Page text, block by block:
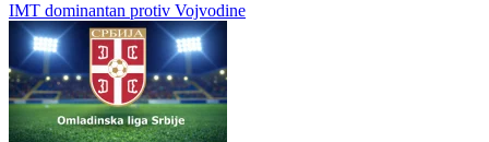
IMT dominantan protiv Vojvodine